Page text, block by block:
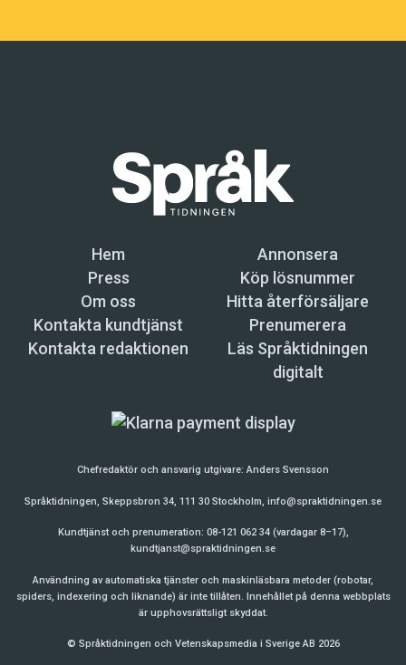
Hem
Annonsera
Press
Köp lösnummer
Om oss
Hitta återförsäljare
Kontakta kundtjänst
Prenumerera
Kontakta redaktionen
Läs Språktidningen
digitalt
Chefredaktör och ansvarig utgivare:Anders Svensson
Språktidningen, Skeppsbron 34, 111 30 Stockholm, info@spraktidningen.se
Kundtjänst och prenumeration: 08-121 062 34 (vardagar 8–17),
kundtjanst@spraktidningen.se
Användning av automatiska tjänster och maskinläsbara metoder (robotar,
spiders, indexering och liknande) är inte tillåten. Innehållet på denna webbplats
är upphovsrättsligt skyddat.
© Språktidningen och Vetenskapsmedia i Sverige AB 2026